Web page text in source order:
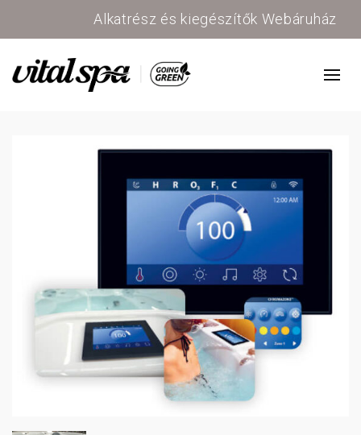
Alkatrész és kiegészítők Webáruház